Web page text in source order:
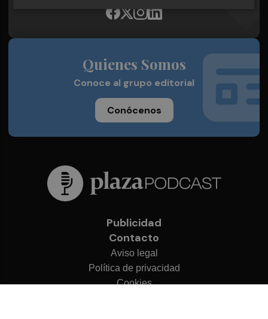
Quienes Somos
Conoce al grupo editorial
Conócenos
Publicidad
Contacto
Aviso legal
Política de privacidad
Cookies